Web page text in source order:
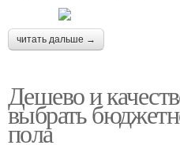
читать дальше →
Дешево и
выбрать
пола